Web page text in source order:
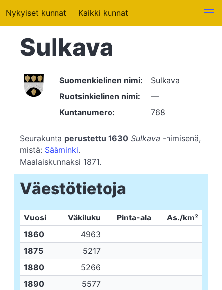
Nykyiset kunnat Kaikki kunnat
Sulkava
Suomenkielinen nimi:
Sulkava
Ruotsinkielinen nimi:
—
Kuntanumero:
768
Seurakunta perustettu 1630 Sulkava -nimisenä,
mistä: Sääminki.
Maalaiskunnaksi 1871.
Väestötietoja
Vuosi Väkiluku Pinta-ala
As./km²
1860
4963
1875
5217
1880
5266
1890
5577